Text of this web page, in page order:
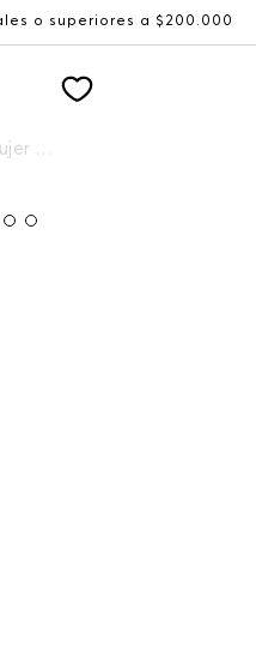
o superiores a $200.000
Short para mujer tiro alto